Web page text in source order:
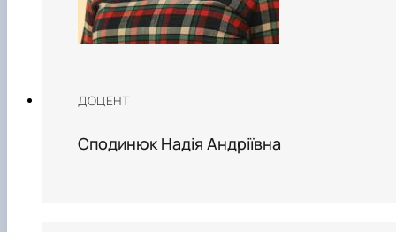
ДОЦЕНТ
Сподинюк Надія Андріївна